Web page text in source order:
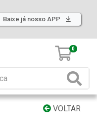
Baixe já nosso APP
0
VOLTAR